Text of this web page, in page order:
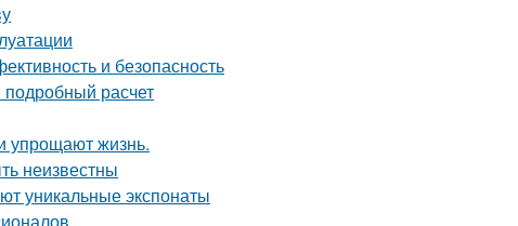
и безопасность
расчет
упрощают жизнь.
неизвестны
уникальные экспонаты